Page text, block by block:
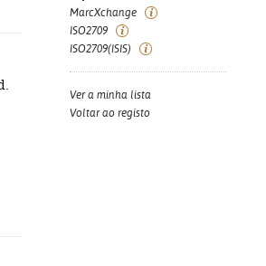
MarcXchange
ISO2709
ISO2709(ISIS)
Ver a minha lista
Voltar ao registo